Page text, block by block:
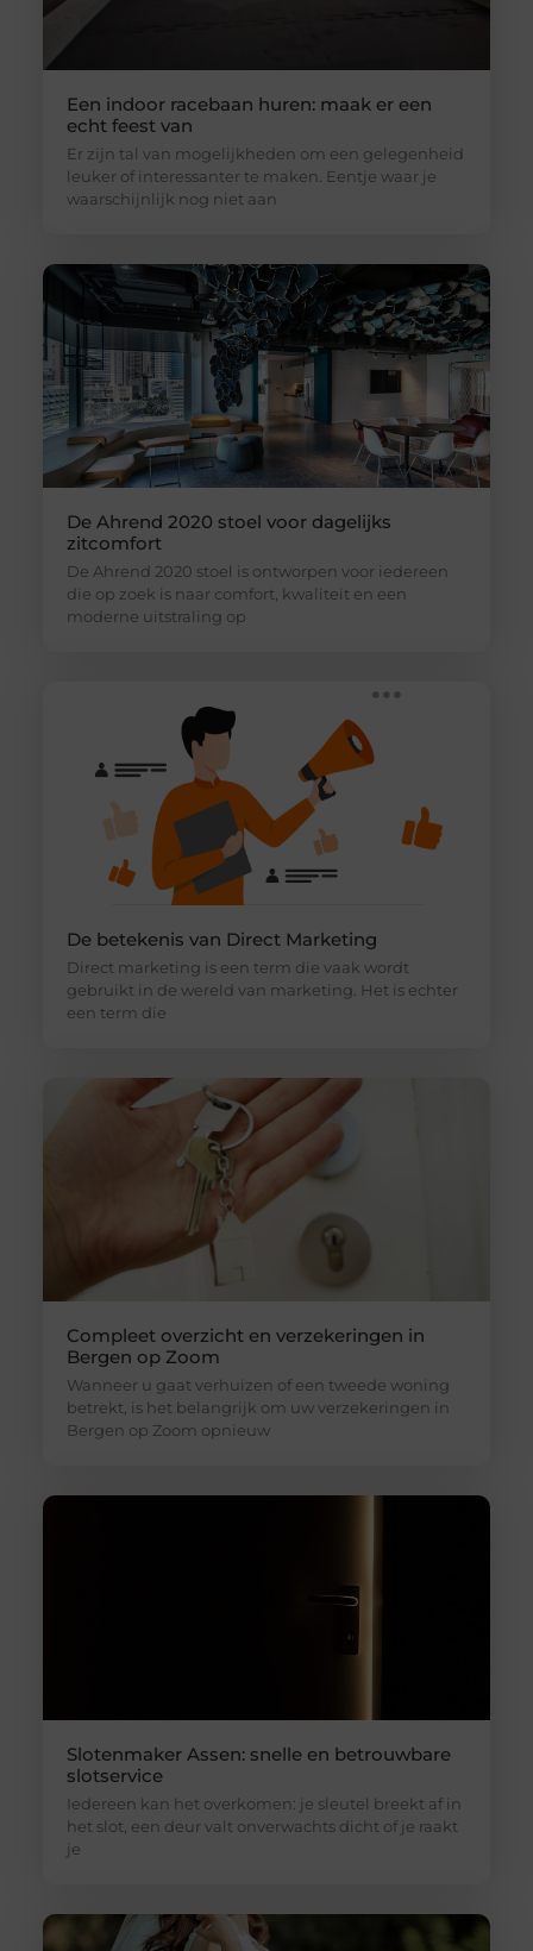
Een indoor racebaan huren: maak er een
echt feest van
Er zijn tal van mogelijkheden om een gelegenheid
leuker of interessanter te maken. Eentje waar je
waarschijnlijk nog niet aan
De Ahrend 2020 stoel voor dagelijks
zitcomfort
De Ahrend 2020 stoel is ontworpen voor iedereen
die op zoek is naar comfort, kwaliteit en een
moderne uitstraling op
De betekenis van Direct Marketing
Direct marketing is een term die vaak wordt
gebruikt in de wereld van marketing. Het is echter
een term die
Compleet overzicht en verzekeringen in
Bergen op Zoom
Wanneer u gaat verhuizen of een tweede woning
betrekt, is het belangrijk om uw verzekeringen in
Bergen op Zoom opnieuw
Slotenmaker Assen: snelle en betrouwbare
slotservice
Iedereen kan het overkomen: je sleutel breekt af in
het slot, een deur valt onverwachts dicht of je raakt
je